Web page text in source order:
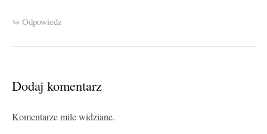
Odpowiedz
Dodaj komentarz
Komentarze mile widziane.